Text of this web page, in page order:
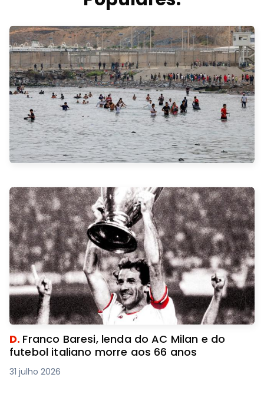
D. Franco Baresi, lenda do AC Milan e do
futebol italiano morre aos 66 anos
31 julho 2026